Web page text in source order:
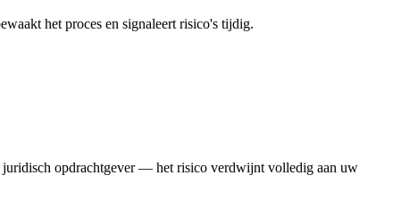
het proces en signaleert risico's tijdig.
juridisch opdrachtgever — het risico verdwijnt volledig aan uw